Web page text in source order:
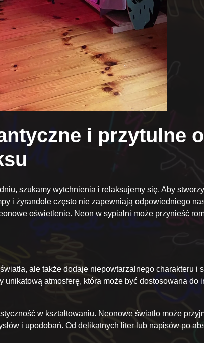
i przytulne
szukamy wytchnienia i relaksujemy się. Aby
i żyrandole często nie zapewniają odpowiedniego
oświetlenie. Neon w sypialni może przynieść
ale także dodaje niepowtarzalnego charakteru i
atmosferę, która może być dostosowana do
w kształtowaniu. Neonowe światło może
i upodobań. Od delikatnych liter lub napisów po